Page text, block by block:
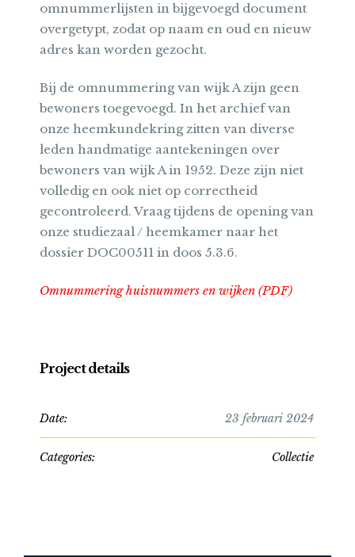
omnummerlijsten in bijgevoegd document
overgetypt, zodat op naam en oud en nieuw
adres kan worden gezocht.
Bij de omnummering van wijk A zijn geen
bewoners toegevoegd. In het archief van
onze heemkundekring zitten van diverse
leden handmatige aantekeningen over
bewoners van wijk A in 1952. Deze zijn niet
volledig en ook niet op correctheid
gecontroleerd. Vraag tijdens de opening van
onze studiezaal / heemkamer naar het
dossier DOC00511 in doos 5.3.6.
Omnummering huisnummers en wijken (PDF)
Project details
Date: 23 februari 2024
Categories: Collectie